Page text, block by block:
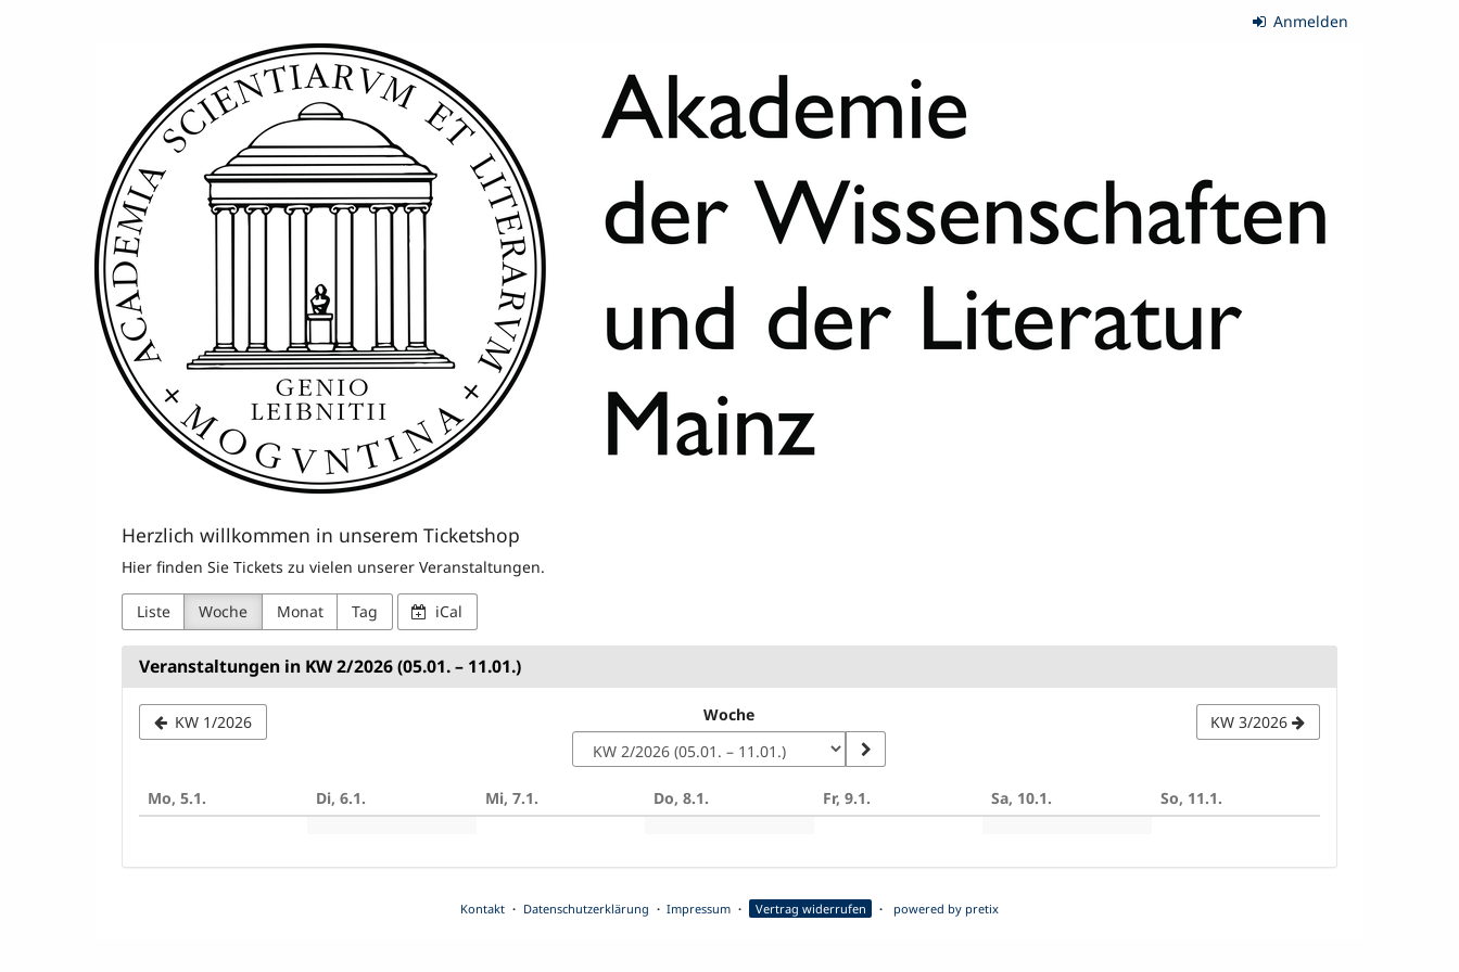
Anmelden
Akademie
der
Wissenschaften
und
der
Literatur
|
Mainz
Herzlich willkommen in unserem Ticketshop
Hier finden Sie Tickets zu vielen unserer Veranstaltungen.
Liste Woche Monat Tag iCal
Veranstaltungen in KW 2/2026 (05.01. – 11.01.)
KW 1/2026
auswählen
Woche KW 3/2026
Mo, 5.1. Di, 6.1. Mi, 7.1. Do, 8.1. Fr, 9.1. Sa, 10.1. So, 11.1.
Kontakt Datenschutzerklärung Impressum Vertrag widerrufen powered by pretix